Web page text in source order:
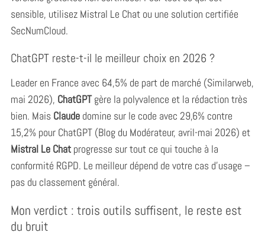
sensible, utilisez Mistral Le Chat ou une solution certifiée
SecNumCloud.
ChatGPT reste-t-il le meilleur choix en 2026 ?
Leader en France avec 64,5% de part de marché (Similarweb,
mai 2026), ChatGPTgère la polyvalence et la rédaction très
bien. Mais Claudedomine sur le code avec 29,6% contre
15,2% pour ChatGPT (Blog du Modérateur, avril-mai 2026) et
Mistral Le Chatprogresse sur tout ce qui touche à la
conformité RGPD. Le meilleur dépend de votre cas d’usage –
pas du classement général.
Mon verdict : trois outils suffisent, le reste est
du bruit